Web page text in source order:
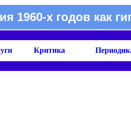
1960-х годов как
Критика